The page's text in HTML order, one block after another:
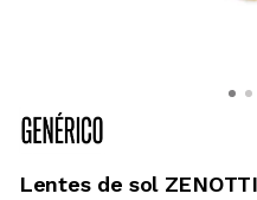
Lentes de sol